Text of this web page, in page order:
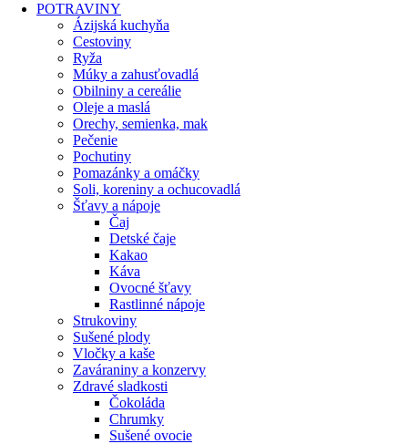
POTRAVINY
Ázijská kuchyňa
Cestoviny
Ryža
Múky a zahusťovadlá
Obilniny a cereálie
Oleje a maslá
Orechy, semienka, mak
Pečenie
Pochutiny
Pomazánky a omáčky
Soli, koreniny a ochucovadlá
Šťavy a nápoje
Čaj
Detské čaje
Kakao
Káva
Ovocné šťavy
Rastlinné nápoje
Strukoviny
Sušené plody
Vločky a kaše
Zaváraniny a konzervy
Zdravé sladkosti
Čokoláda
Chrumky
Sušené ovocie